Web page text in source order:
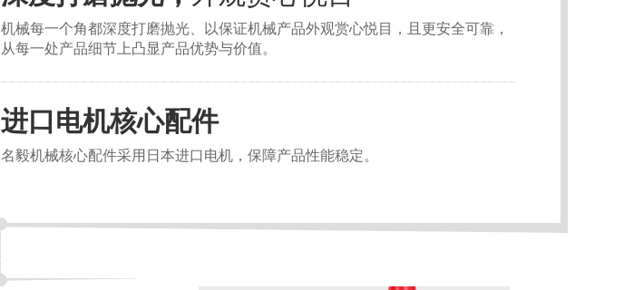
机械每一个角都深度打磨抛光、以保证机械产品外观赏心悦目，且更安全可靠，
从每一处产品细节上凸显产品优势与价值。
进口电机核心配件
名毅机械核心配件采用日本进口电机，保障产品性能稳定。